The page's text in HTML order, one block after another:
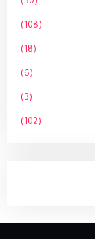
(30)
(108)
(18)
(6)
(3)
(102)